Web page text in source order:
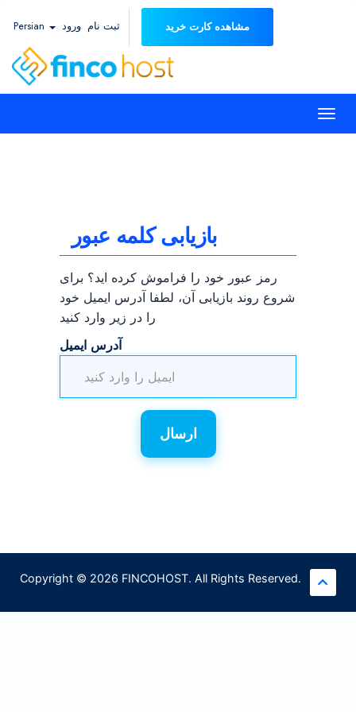
Persian ورود ثبت نام مشاهده کارت خرید
بازیابی کلمه عبور
رمز عبور خود را فراموش کرده اید؟ برای
شروع روند بازیابی آن، لطفا آدرس ایمیل خود
را در زیر وارد کنید
آدرس ایمیل
ارسال
Copyright © 2026 FINCOHOST. All Rights Reserved.